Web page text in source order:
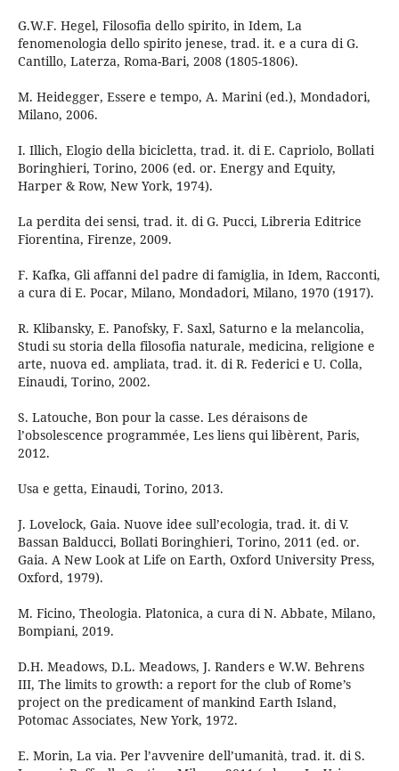
G.W.F. Hegel, Filosofia dello spirito, in Idem, La
fenomenologia dello spirito jenese, trad. it. e a cura di G.
Cantillo, Laterza, Roma-Bari, 2008 (1805-1806).
M. Heidegger, Essere e tempo, A. Marini (ed.), Mondadori,
Milano, 2006.
I. Illich, Elogio della bicicletta, trad. it. di E. Capriolo, Bollati
Boringhieri, Torino, 2006 (ed. or. Energy and Equity,
Harper & Row, New York, 1974).
La perdita dei sensi, trad. it. di G. Pucci, Libreria Editrice
Fiorentina, Firenze, 2009.
F. Kafka, Gli affanni del padre di famiglia, in Idem, Racconti,
a cura di E. Pocar, Milano, Mondadori, Milano, 1970 (1917).
R. Klibansky, E. Panofsky, F. Saxl, Saturno e la melancolia,
Studi su storia della filosofia naturale, medicina, religione e
arte, nuova ed. ampliata, trad. it. di R. Federici e U. Colla,
Einaudi, Torino, 2002.
S. Latouche, Bon pour la casse. Les déraisons de
l’obsolescence programmée, Les liens qui libèrent, Paris,
2012.
Usa e getta, Einaudi, Torino, 2013.
J. Lovelock, Gaia. Nuove idee sull’ecologia, trad. it. di V.
Bassan Balducci, Bollati Boringhieri, Torino, 2011 (ed. or.
Gaia. A New Look at Life on Earth, Oxford University Press,
Oxford, 1979).
M. Ficino, Theologia. Platonica, a cura di N. Abbate, Milano,
Bompiani, 2019.
D.H. Meadows, D.L. Meadows, J. Randers e W.W. Behrens
III, The limits to growth: a report for the club of Rome’s
project on the predicament of mankind Earth Island,
Potomac Associates, New York, 1972.
E. Morin, La via. Per l’avvenire dell’umanità, trad. it. di S.